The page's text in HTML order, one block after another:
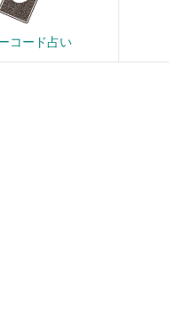
コード占い